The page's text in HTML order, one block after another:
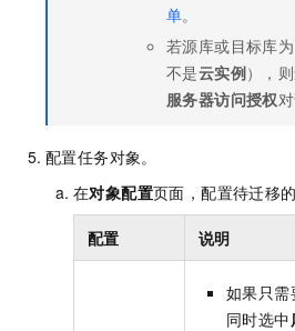
单。
若源库或目标库
不是云实例），
服务器访问授权
配置任务对象。
在对象配置页面，配置待迁移的
配置 说明
如果只需
同时选中